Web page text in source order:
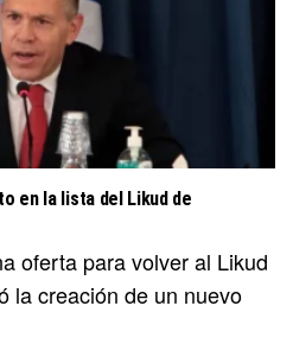
en la lista del Likud de
oferta para volver al Likud
la creación de un nuevo